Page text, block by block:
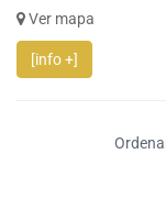
Ver mapa
[info +]